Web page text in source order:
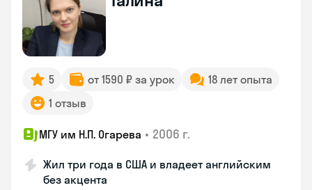
5 от 1590 ₽ за урок
18 лет опыта
1 отзыв
МГУ им Н.П. Огарева • 2006 г.
Жил три года в США и владеет английским
без акцента